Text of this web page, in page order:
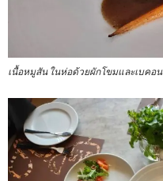
เนื้อหมูสัน ในห่อด้วยผักโขมและเบคอน